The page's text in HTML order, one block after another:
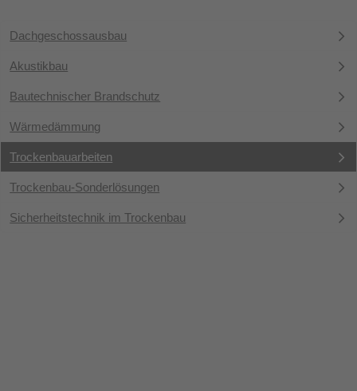
Dachgeschossausbau
Akustikbau
Bautechnischer Brandschutz
Wärmedämmung
Trockenbauarbeiten
Trockenbau-Sonderlösungen
Sicherheitstechnik im Trockenbau